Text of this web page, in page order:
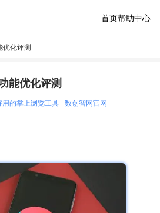
首页帮助中心
优化评测
能优化评测
用的掌上浏览工具 - 数创智网官网